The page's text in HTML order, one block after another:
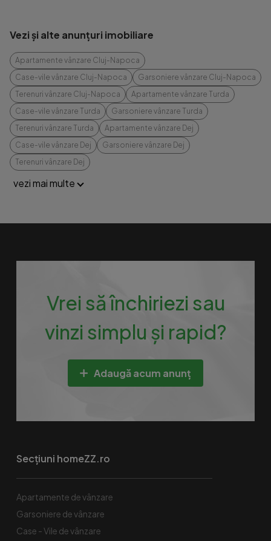
Vezi și alte anunțuri imobiliare
Apartamente vânzare Cluj-Napoca
Case-vile vânzare Cluj-Napoca
Garsoniere vânzare Cluj-Napoca
Terenuri vânzare Cluj-Napoca
Apartamente vânzare Turda
Case-vile vânzare Turda
Garsoniere vânzare Turda
Terenuri vânzare Turda
Apartamente vânzare Dej
Case-vile vânzare Dej
Garsoniere vânzare Dej
Terenuri vânzare Dej
vezi mai multe
Vrei să închiriezi sau
vinzi simplu și rapid?
Adaugă acum anunț
Secțiuni homeZZ.ro
Apartamente de vânzare
Garsoniere de vânzare
Case - Vile de vânzare